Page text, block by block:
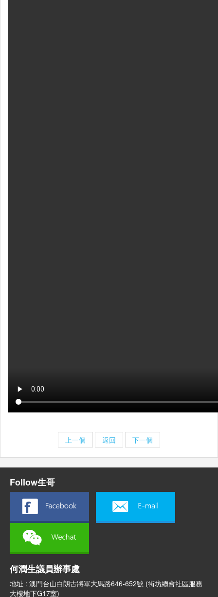
上一個 返回 下一個
Follow生哥
何潤生議員辦事處
地址 : 澳門台山白朗古將軍大馬路646-652號 (街坊總會社區服務
大樓地下G17室)